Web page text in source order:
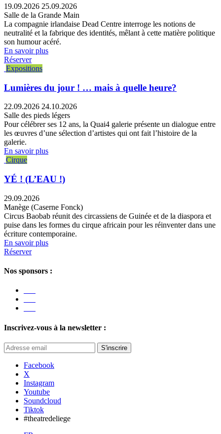
19.09.2026 25.09.2026
Salle de la Grande Main
La compagnie irlandaise Dead Centre interroge les notions de
neutralité et la fabrique des identités, mêlant à cette matière politique
son humour acéré.
En savoir plus
Réserver
Expositions
Lumières du jour ! … mais à quelle heure?
22.09.2026 24.10.2026
Salle des pieds légers
Pour célébrer ses 12 ans, la Quai4 galerie présente un dialogue entre
les œuvres d’une sélection d’artistes qui ont fait l’histoire de la
galerie.
En savoir plus
Cirque
YÉ ! (L’EAU !)
29.09.2026
Manège (Caserne Fonck)
Circus Baobab réunit des circassiens de Guinée et de la diaspora et
puise dans les formes du cirque africain pour les réinventer dans une
écriture contemporaine.
En savoir plus
Réserver
Nos sponsors :
Inscrivez-vous à la newsletter :
S'inscrire
Facebook
X
Instagram
Youtube
Soundcloud
Tiktok
#theatredeliege